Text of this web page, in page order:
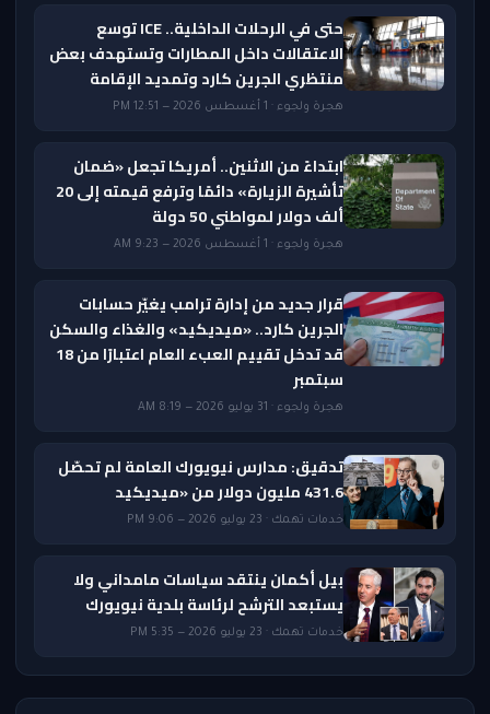
حتى في الرحلات الداخلية.. ICE توسع
الاعتقالات داخل المطارات وتستهدف بعض
منتظري الجرين كارد وتمديد الإقامة
هجرة ولجوء · 1 أغسطس 2026 — 12:51 PM
ابتداءً من الاثنين.. أمريكا تجعل «ضمان
تأشيرة الزيارة» دائمًا وترفع قيمته إلى 20
ألف دولار لمواطني 50 دولة
هجرة ولجوء · 1 أغسطس 2026 — 9:23 AM
قرار جديد من إدارة ترامب يغيّر حسابات
الجرين كارد.. «ميديكيد» والغذاء والسكن
قد تدخل تقييم العبء العام اعتبارًا من 18
سبتمبر
هجرة ولجوء · 31 يوليو 2026 — 8:19 AM
تدقيق: مدارس نيويورك العامة لم تحصّل
431.6 مليون دولار من «ميديكيد
خدمات تهمك · 23 يوليو 2026 — 9:06 PM
بيل أكمان ينتقد سياسات مامداني ولا
يستبعد الترشح لرئاسة بلدية نيويورك
خدمات تهمك · 23 يوليو 2026 — 5:35 PM